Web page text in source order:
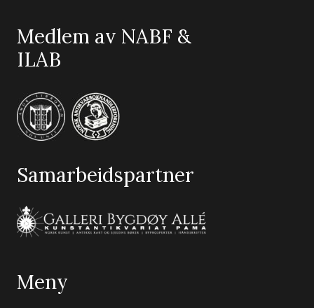
Medlem av NABF &
ILAB
Samarbeidspartner
Meny